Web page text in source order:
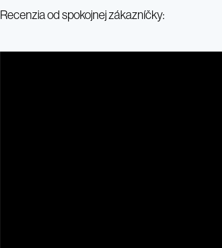
Recenzia od spokojnej zákazníčky: